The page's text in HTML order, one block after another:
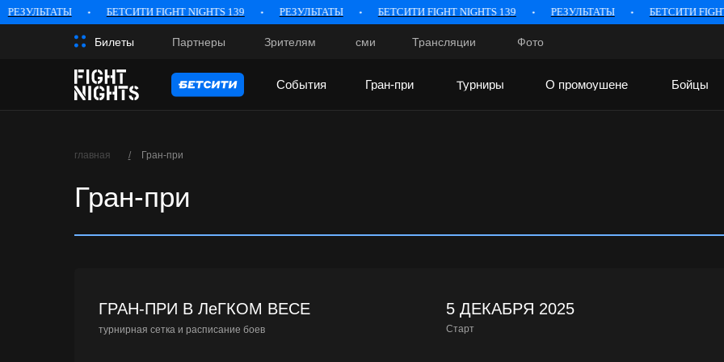
БЕТСИТИ FIGHT NIGHTS 139 РЕЗУЛЬТАТЫ БЕТСИТИ FIGHT NIGHTS 139 РЕЗУЛЬТАТЫ БЕТСИТИ FIGHT
О промоушене
Турниры
Гран-при
События Бойцы
Зрителям
Билеты Партнеры сми Трансляции Фото
Билеты Зрителям
Партнеры сми Трансляции Фото
Гран-при
/
главная Гран-при
Старт
5 ДЕКАБРЯ 2025
турнирная сетка и расписание боев
ГРАН-ПРИ В ЛеГКОМ ВЕСЕ